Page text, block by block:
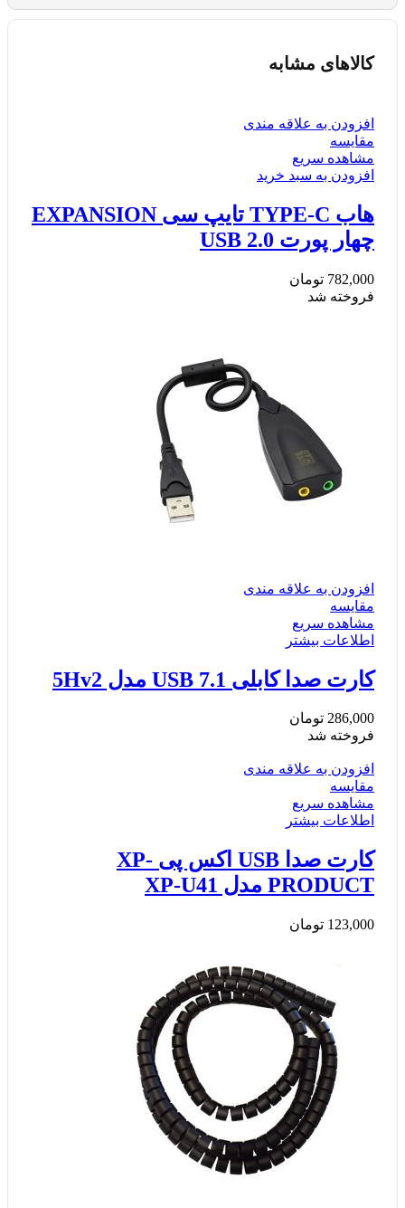
کالاهای مشابه
افزودن به علاقه مندی
مقایسه
مشاهده سریع
افزودن به سبد خرید
هاب TYPE-C تایپ سی EXPANSION
چهار پورت USB 2.0
782,000 تومان
فروخته شد
افزودن به علاقه مندی
مقایسه
مشاهده سریع
اطلاعات بیشتر
کارت صدا کابلی USB 7.1 مدل 5Hv2
286,000 تومان
فروخته شد
افزودن به علاقه مندی
مقایسه
مشاهده سریع
اطلاعات بیشتر
کارت صدا USB اکس پی XP-
PRODUCT مدل XP-U41
123,000 تومان